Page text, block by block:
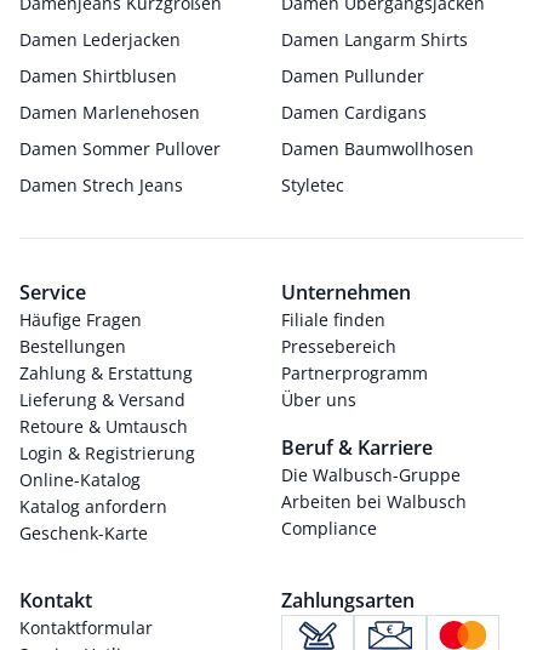
Damen Lederjacken
Damen Langarm Shirts
Damen Shirtblusen
Damen Pullunder
Damen Marlenehosen
Damen Cardigans
Damen Sommer Pullover
Damen Baumwollhosen
Damen Strech Jeans
Styletec
Service
Häufige Fragen
Bestellungen
Zahlung & Erstattung
Lieferung & Versand
Retoure & Umtausch
Login & Registrierung
Online-Katalog
Katalog anfordern
Geschenk-Karte
Unternehmen
Filiale finden
Pressebereich
Partnerprogramm
Über uns
Beruf & Karriere
Die Walbusch-Gruppe
Arbeiten bei Walbusch
Compliance
Kontakt
Kontaktformular
Zahlungsarten